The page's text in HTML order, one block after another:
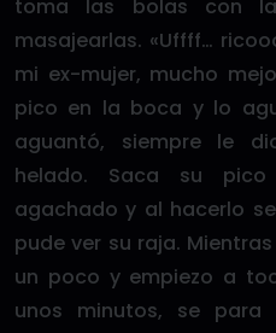
toma las bolas con
masajearlas. «Uffff…
mi ex-mujer, mucho
pico en la boca y lo
aguantó, siempre le
helado. Saca su
agachado y al hacerlo
pude ver su raja.
un poco y empiezo a
unos minutos, se